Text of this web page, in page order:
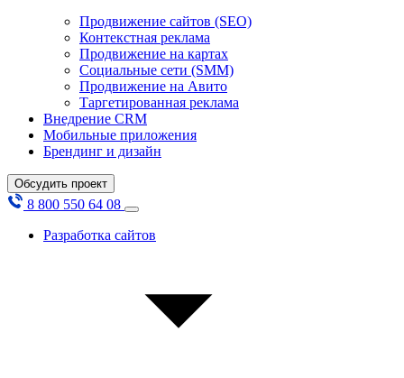
Продвижение сайтов (SEO)
Контекстная реклама
Продвижение на картах
Социальные сети (SMM)
Продвижение на Авито
Таргетированная реклама
Внедрение CRM
Мобильные приложения
Брендинг и дизайн
Обсудить проект
8 800 550 64 08
Разработка сайтов